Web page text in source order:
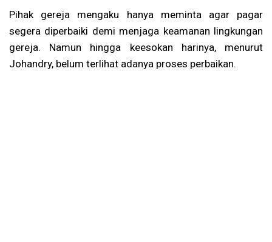
Pihak gereja mengaku hanya meminta agar pagar
segera diperbaiki demi menjaga keamanan lingkungan
gereja. Namun hingga keesokan harinya, menurut
Johandry, belum terlihat adanya proses perbaikan.